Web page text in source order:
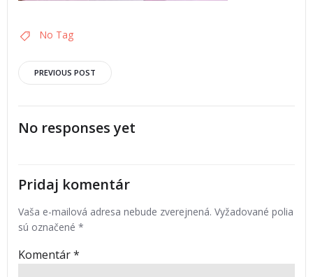
No Tag
PREVIOUS POST
No responses yet
Pridaj komentár
Vaša e-mailová adresa nebude zverejnená. Vyžadované polia
sú označené *
Komentár*